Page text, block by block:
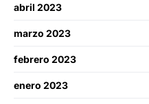
abril 2023
marzo 2023
febrero 2023
enero 2023